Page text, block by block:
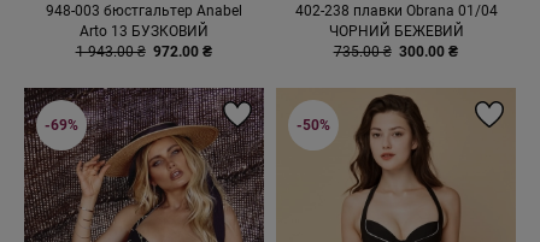
948-003 бюстгальтер Anabel
Arto 13 БУЗКОВИЙ
1 943.00 ₴ 972.00 ₴
402-238 плавки Obrana 01/04
ЧОРНИЙ БЕЖЕВИЙ
735.00 ₴ 300.00 ₴
-69% -50%